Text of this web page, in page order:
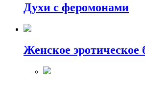
Духи с феромонами
Женское эротическое